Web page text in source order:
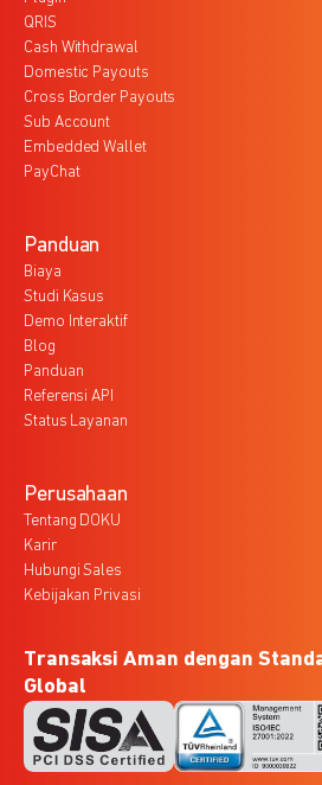
QRIS
Cash Withdrawal
Domestic Payouts
Cross Border Payouts
Sub Account
Embedded Wallet
PayChat
Panduan
Biaya
Studi Kasus
Demo Interaktif
Blog
Panduan
Referensi API
Status Layanan
Perusahaan
Tentang DOKU
Karir
Hubungi Sales
Kebijakan Privasi
Transaksi Aman dengan
Global